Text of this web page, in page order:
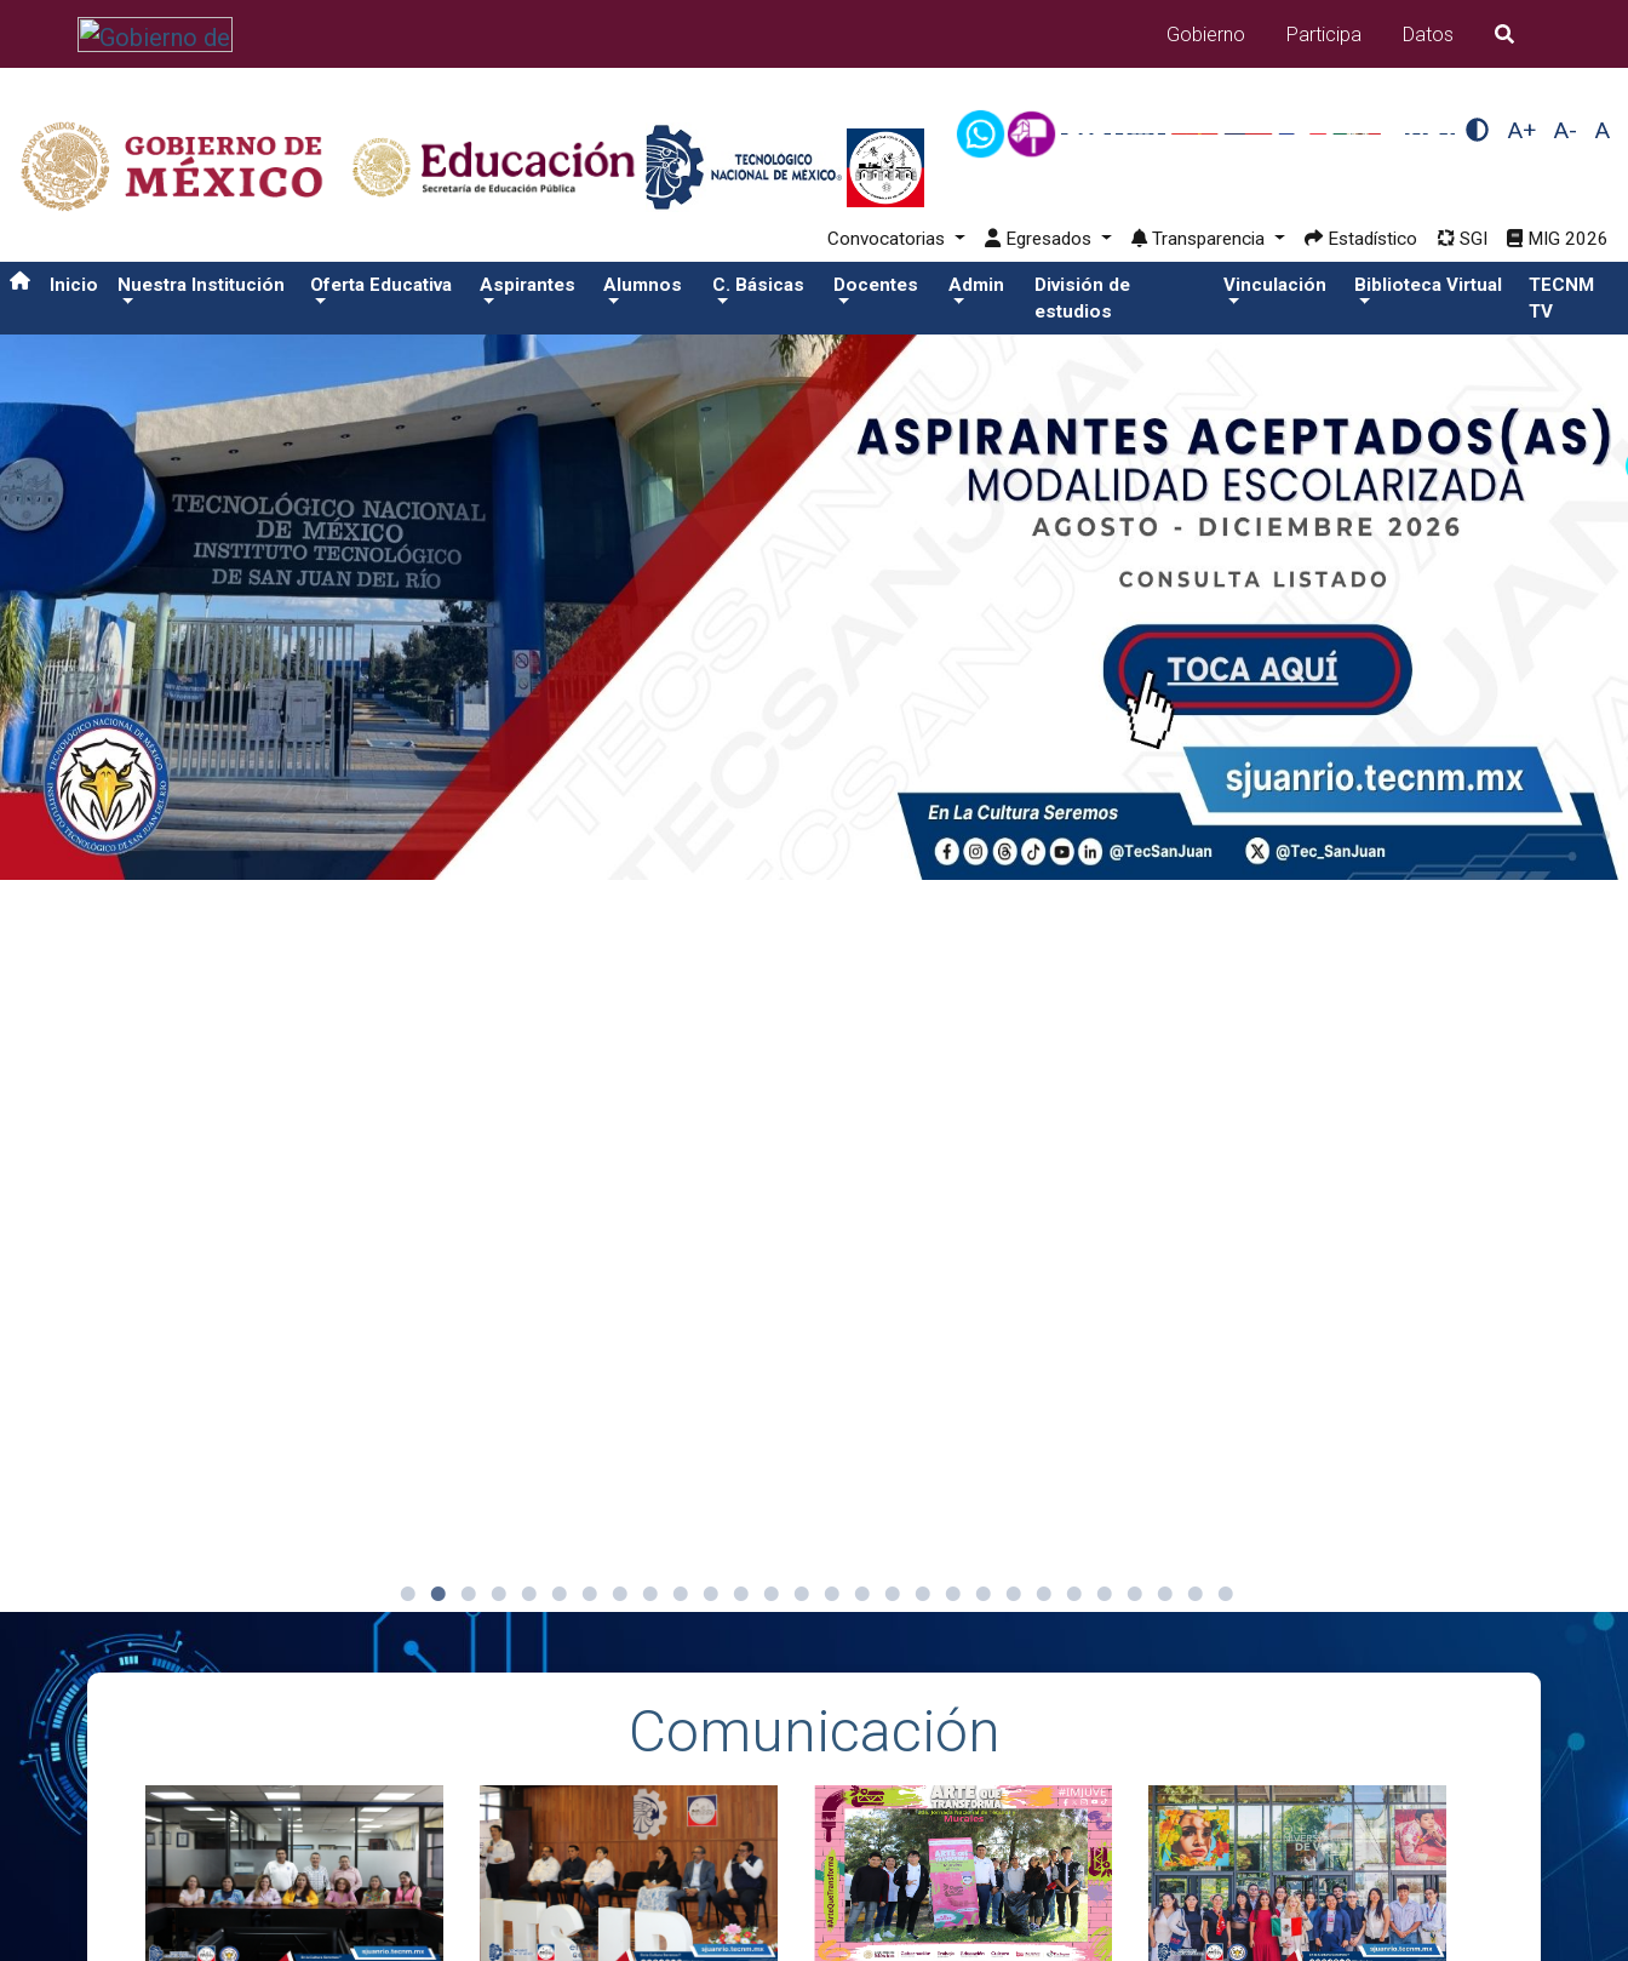
/usr/bin/ruby /www/wwwroot/sjuanrio.tecnm.mx/api/article.rb 42-aspirantes/plantilla_tecnmSalida del comando:
Gobierno
Participa Datos B�squeda
A+ A- A
Convocatorias Egresados Transparencia Estadístico SGI MIG 2026
Inicio Nuestra Institución Oferta Educativa Aspirantes Alumnos C. Básicas Docentes Admin
División de
estudios
Vinculación Biblioteca Virtual
TECNM
TV
Comunicación